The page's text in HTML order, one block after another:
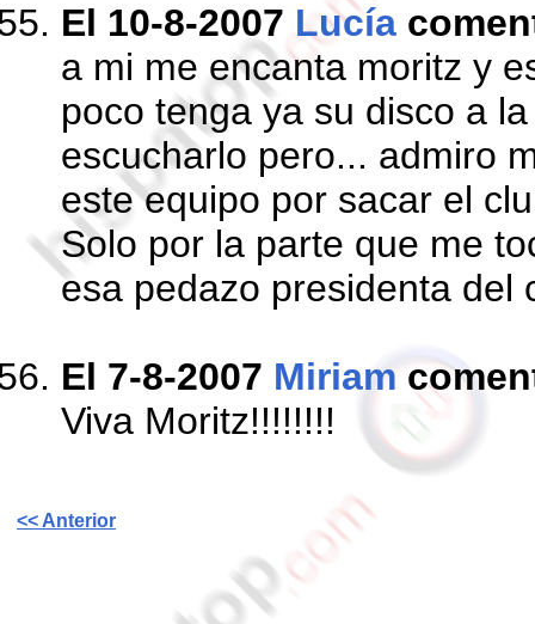
El 10-8-2007 Lucía
a mi me encanta moritz y
poco tenga ya su disco a
escucharlo pero... admiro
este equipo por sacar el
Solo por la parte que me
esa pedazo presidenta del
El 7-8-2007 Miriam
Viva Moritz!!!!!!!!
<< Anterior